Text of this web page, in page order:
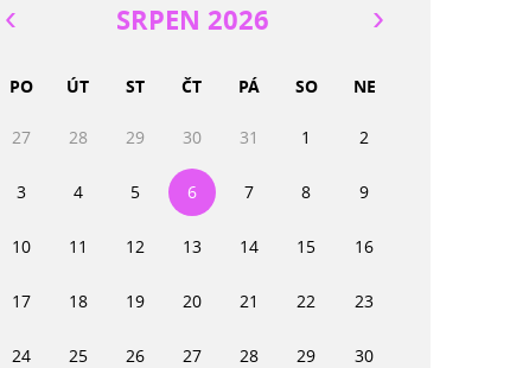
SRPEN 2026
PO ÚT ST ČT PÁ SO NE
27 28 29 30 31 1 2
3 4 5 6 7 8 9
10 11 12 13 14 15 16
17 18 19 20 21 22 23
24 25 26 27 28 29 30